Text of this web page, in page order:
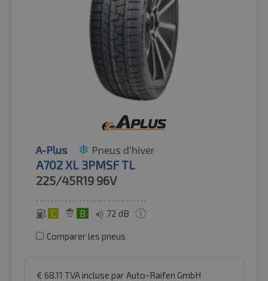
A-Plus Pneus d'hiver
A702 XL 3PMSF TL
225/45R19 96V
C B 72 dB
Comparer les pneus
€ 68.11 TVA incluse par Auto-Raifen GmbH